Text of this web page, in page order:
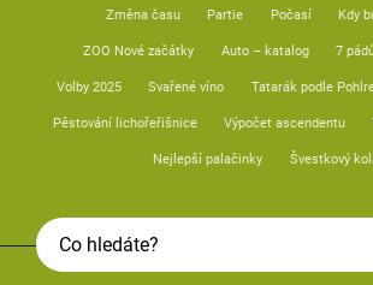
Změna času Partie Počasí Kdy
ZOO Nové začátky Auto – katalog 7
Volby 2025 Svařené víno Tatarák podle
Pěstování lichořeřišnice Výpočet ascendentu
Nejlepší palačinky Švestkový